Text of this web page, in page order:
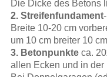
Die Dicke des Betons
2. Streifenfundament
Breite 10-20 cm
um 10 cm breiter 10
3. Betonpunkteca.
allen Ecken und in der